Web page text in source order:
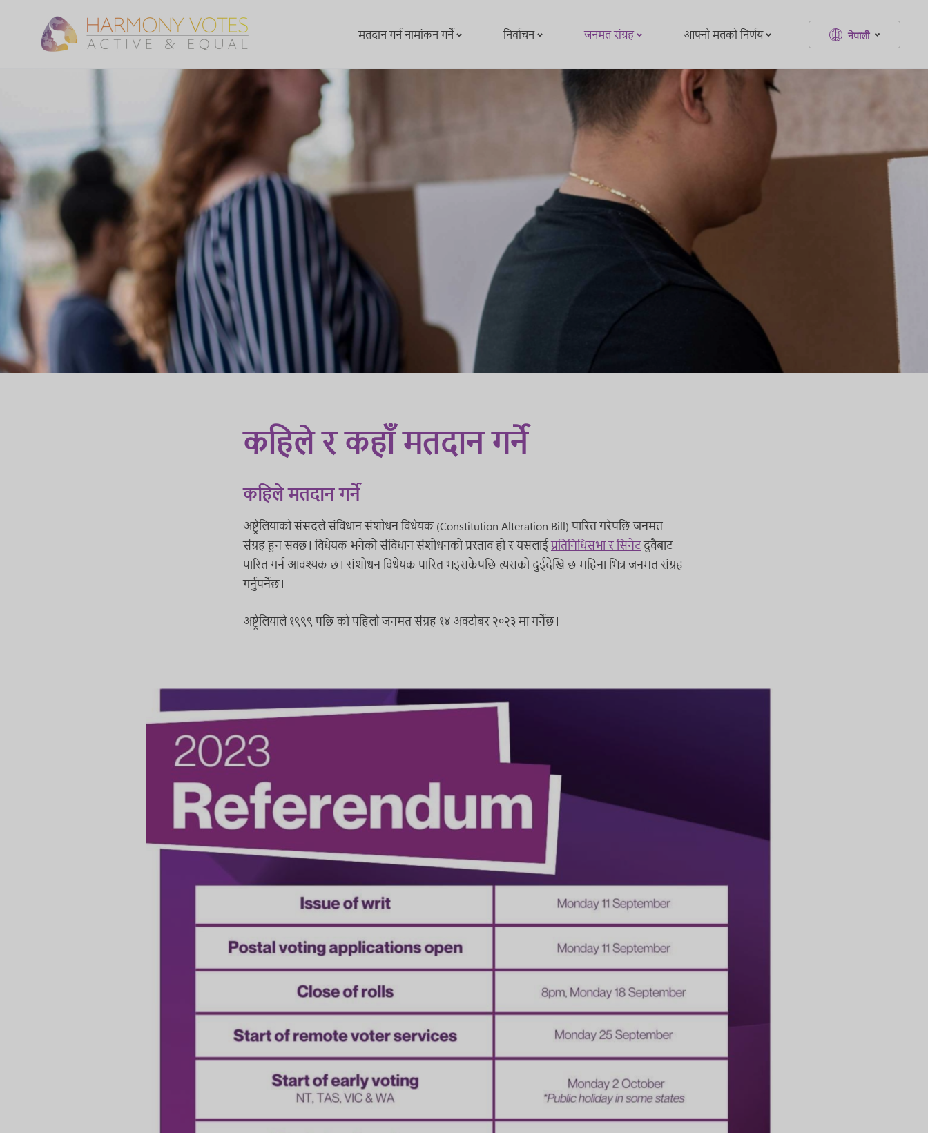
मतदान गर्न नामांकन गर्ने निर्वाचन जनमत संग्रह आफ्नो मतको निर्णय नेपाली
कहिले र कहाँ मतदान गर्ने
कहिले मतदान गर्ने
अष्ट्रेलियाको संसदले संविधान संशोधन विधेयक (Constitution Alteration Bill) पारित गरेपछि जनमत
संग्रह हुन सक्छ। विधेयक भनेको संविधान संशोधनको प्रस्ताव हो र यसलाईप्रतिनिधिसभा र सिनेटदुवैबाट
पारित गर्न आवश्यक छ। संशोधन विधेयक पारित भइसकेपछि त्यसको दुईदेखि छ महिना भित्र जनमत संग्रह
गर्नुपर्नेछ।
अष्ट्रेलियाले १९९९ पछि को पहिलो जनमत संग्रह १४ अक्टोबर २०२३ मा गर्नेछ।